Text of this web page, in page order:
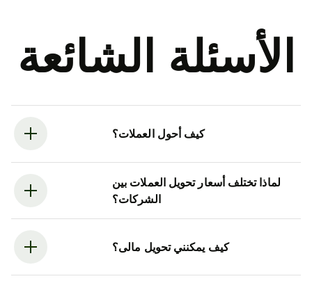
الأسئلة الشائعة
كيف أحول العملات؟
لماذا تختلف أسعار تحويل العملات بين
الشركات؟
كيف يمكنني تحويل مالى؟